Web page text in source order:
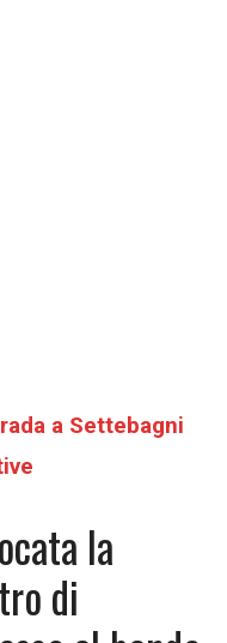
a Settebagni
la
di